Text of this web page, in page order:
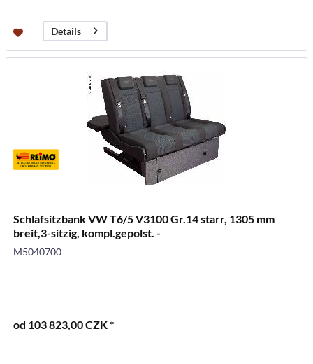
Details
Schlafsitzbank VW T6/5 V3100 Gr.14 starr, 1305 mm
breit,3-sitzig, kompl.gepolst. -
M5040700
od 103 823,00 CZK *